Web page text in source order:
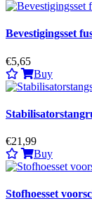
Bevestigingsset
€5,65
Buy
€21,99
Buy
Stofhoesset